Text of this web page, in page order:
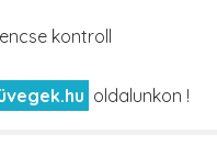
kontroll
oldalunkon !